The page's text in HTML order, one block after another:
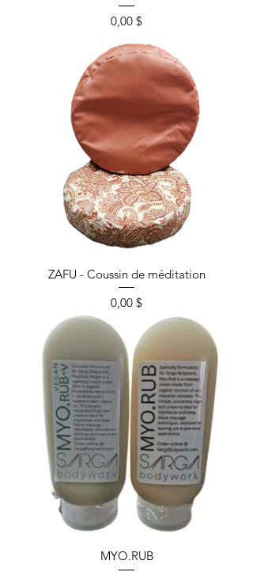
Prix
0,00 $
ZAFU - Coussin de méditation
Prix
0,00 $
MYO.RUB